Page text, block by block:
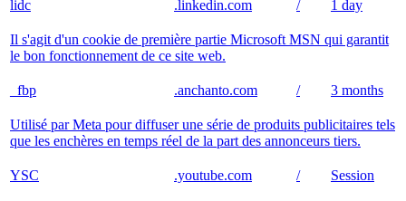
lidc .linkedin.com / 1 day
Il s'agit d'un cookie de première partie Microsoft MSN qui garantit
le bon fonctionnement de ce site web.
_fbp .anchanto.com / 3 months
Utilisé par Meta pour diffuser une série de produits publicitaires tels
que les enchères en temps réel de la part des annonceurs tiers.
YSC .youtube.com / Session